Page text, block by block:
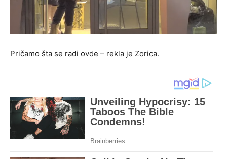
Pričamo šta se radi ovde – rekla je Zorica.